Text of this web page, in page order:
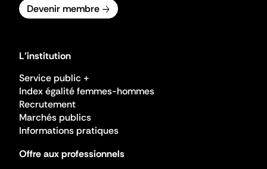
Devenir membre
L'institution
Service public +
Index égalité femmes-hommes
Recrutement
Marchés publics
Informations pratiques
Offre aux professionnels